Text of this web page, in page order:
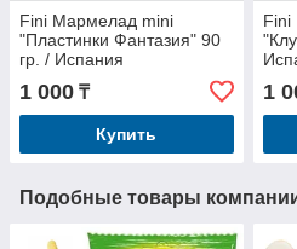
Fini Мармелад mini
"Пластинки Фантазия" 90
гр. / Испания
1 000 ₸
Купить
Fini
1
Подобные товары